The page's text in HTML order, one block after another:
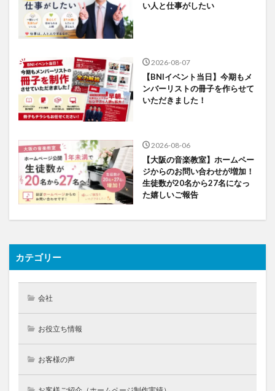
い人と仕事がしたい
2026-08-07
【BNIイベント当日】今期もメ
ンバーリストの冊子を作らせて
いただきました！
2026-08-06
【大阪の音楽教室】ホームペー
ジからのお問い合わせが増加！
生徒数が20名から27名になっ
た嬉しいご報告
カテゴリー
会社
お役立ち情報
お客様の声